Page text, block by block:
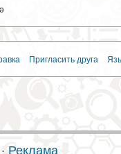
Пригласить друга
· Реклама